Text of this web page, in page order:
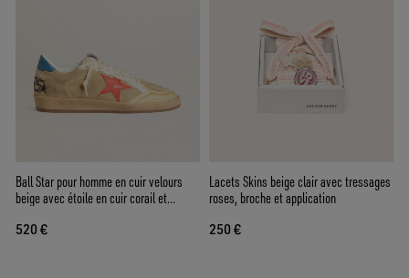
Ball Star pour homme en cuir velours
beige avec étoile en cuir corail et
520 €
Lacets Skins beige clair avec tressages
roses, broche et application
250 €